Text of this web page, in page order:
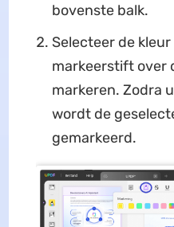
bovenste balk.
Selecteer de
markeerstift over
markeren. Zodra
wordt de
gemarkeerd.